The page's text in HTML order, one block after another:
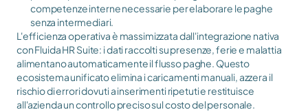
competenze interne necessarie per elaborare le paghe
senza intermediari.
L'efficienza operativa è massimizzata dall'integrazione nativa
con Fluida HR Suite: i dati raccolti su presenze, ferie e malattia
alimentano automaticamente il flusso paghe. Questo
ecosistema unificato elimina i caricamenti manuali, azzera il
rischio di errori dovuti a inserimenti ripetuti e restituisce
all'azienda un controllo preciso sul costo del personale.